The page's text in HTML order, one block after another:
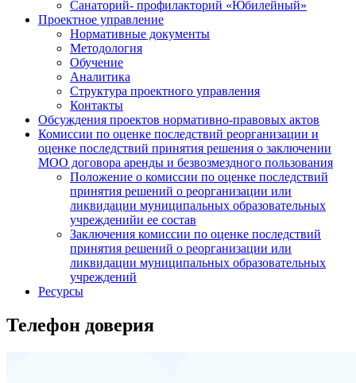
Санаторий- профилакторий «Юбилейный»
Проектное управление
Нормативные документы
Методология
Обучение
Аналитика
Структура проектного управления
Контакты
Обсуждения проектов нормативно-правовых актов
Комиссии по оценке последствий реорганизации и
оценке последствий принятия решения о заключении
МОО договора аренды и безвозмездного пользования
Положение о комиссии по оценке последствий
принятия решений о реорганизации или
ликвидации муниципальных образовательных
учрежденийи ее состав
Заключения комиссии по оценке последствий
принятия решений о реорганизации или
ликвидации муниципальных образовательных
учреждений
Ресурсы
Телефон доверия